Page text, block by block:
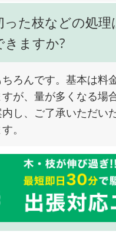
った枝などの処理
きますか?
ちろんです。基本は料
すが、量が多くなる場
し、ご了承いただい
。